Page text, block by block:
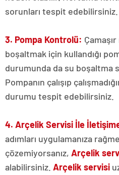
sorunları tespit edebilirsiniz.
3. Pompa Kontrolü:
boşaltmak için kullandığı
durumunda da su boşaltma
Pompanın çalışıp
durumu tespit edebilirsiniz.
4. Arçelik Servisi İle
adımları uygulamanıza
çözemiyorsanız, Arçelik
alabilirsiniz. Arçelik servisi